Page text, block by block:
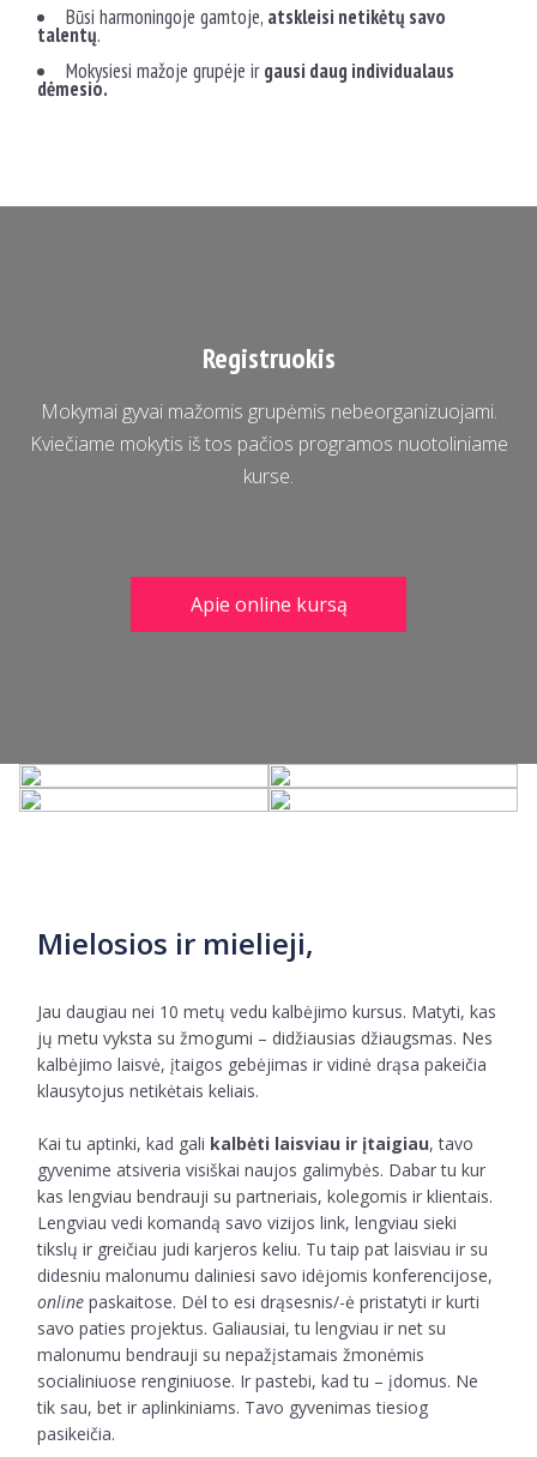
Būsi harmoningoje gamtoje, atskleisi netikėtų savo
talentų.
Mokysiesi mažoje grupėje irgausi daug individualaus
dėmesio.
Registruokis
Mokymai gyvai mažomis grupėmis nebeorganizuojami.
Kviečiame mokytis iš tos pačios programos nuotoliniame
kurse.
Apie online kursą
Mielosios ir mielieji,
Jau daugiau nei 10 metų vedu kalbėjimo kursus. Matyti, kas
jų metu vyksta su žmogumi – didžiausias džiaugsmas. Nes
kalbėjimo laisvė, įtaigos gebėjimas ir vidinė drąsa pakeičia
klausytojus netikėtais keliais.
Kai tu aptinki, kad gali kalbėti laisviau ir įtaigiau, tavo
gyvenime atsiveria visiškai naujos galimybės. Dabar tu kur
kas lengviau bendrauji su partneriais, kolegomis ir klientais.
Lengviau vedi komandą savo vizijos link, lengviau sieki
tikslų ir greičiau judi karjeros keliu. Tu taip pat laisviau ir su
didesniu malonumu daliniesi savo idėjomis konferencijose,
online paskaitose. Dėl to esi drąsesnis/-ė pristatyti ir kurti
savo paties projektus. Galiausiai, tu lengviau ir net su
malonumu bendrauji su nepažįstamais žmonėmis
socialiniuose renginiuose. Ir pastebi, kad tu – įdomus. Ne
tik sau, bet ir aplinkiniams. Tavo gyvenimas tiesiog
pasikeičia.